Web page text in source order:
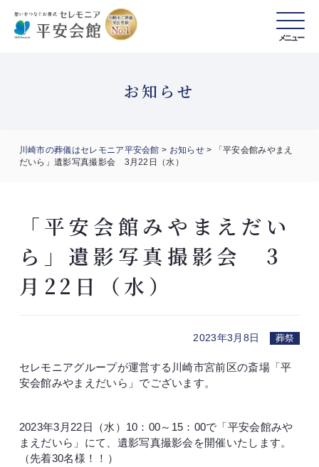
メニュー
お知らせ
川崎市の葬儀はセレモニア平安会館 > お知らせ>
「平安会館みやまえ
だいら」遺影写真撮影会 3月22日（水）
「平安会館みやまえだい
ら」遺影写真撮影会 3
月22日（水）
2023年3月8日 葬祭
セレモニアグループが運営する川崎市宮前区の斎場「平
安会館みやまえだいら」でございます。
2023年3月22日（水）10：00～15：00で「平安会館みや
まえだいら」にて、遺影写真撮影会を開催いたします。
（先着30名様！！）